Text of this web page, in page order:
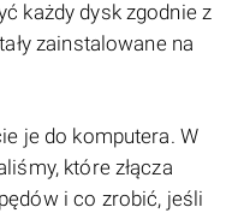
każdy dysk zgodnie z
zainstalowane na
je do komputera. W
które złącza
i co zrobić, jeśli